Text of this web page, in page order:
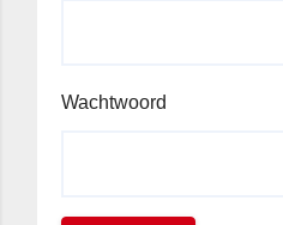
Wachtwoord